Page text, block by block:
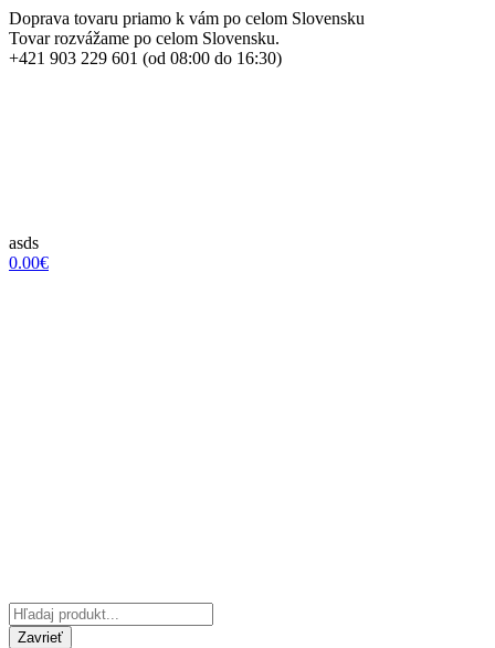
Doprava tovaru priamo k vám po celom Slovensku
Tovar rozvážame po celom Slovensku.
+421 903 229 601 (od 08:00 do 16:30)
asds
0.00€
Zavrieť